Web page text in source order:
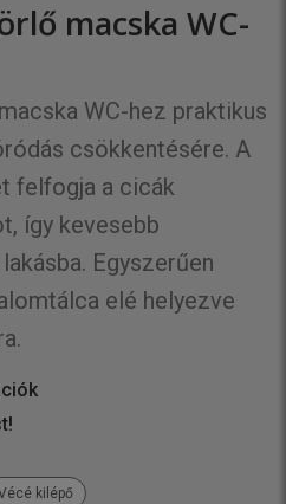
macska WC-
WC-hez praktikus
csökkentésére. A
felfogja a cicák
így kevesebb
Egyszerűen
elé helyezve
kilépő